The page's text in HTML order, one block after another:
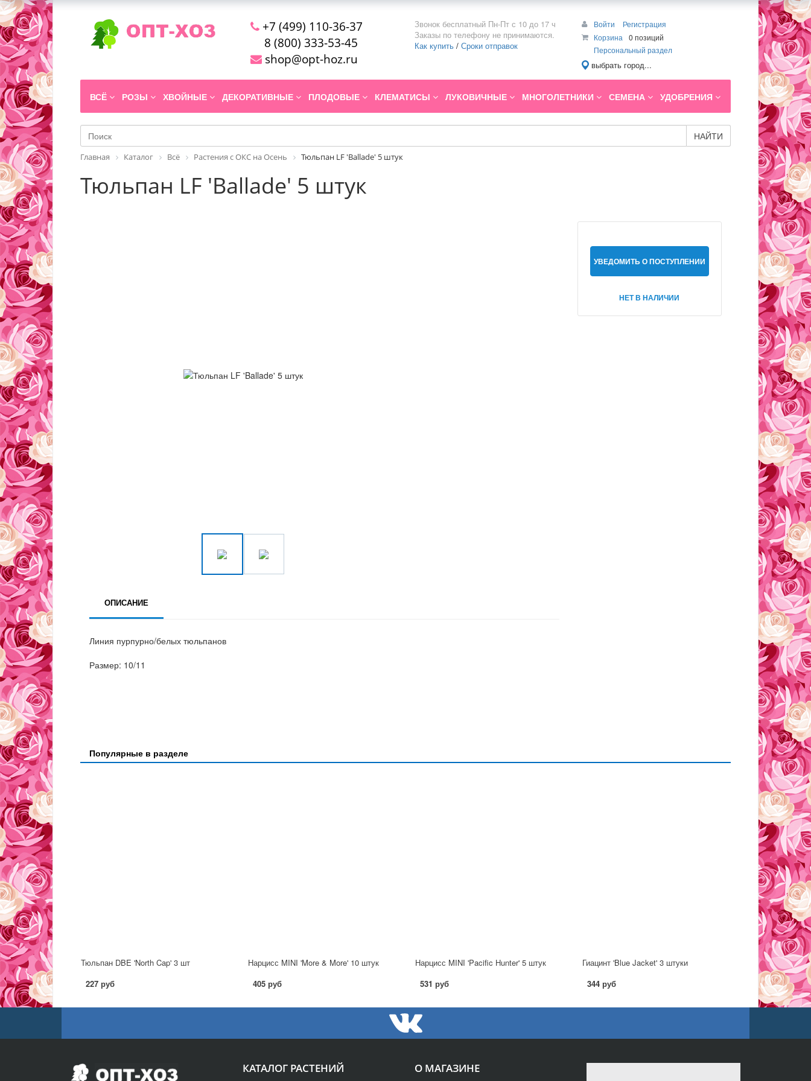
+7 (499) 110-36-37
8 (800) 333-53-45
shop@opt-hoz.ru
Звонок бесплатный Пн-Пт с 10 до 17 ч
Заказы по телефону не принимаются.
Как купить / Сроки отправок
Войти
Регистрация
Корзина
0 позиций
Персональный раздел
выбрать город...
ВСЁ РОЗЫ ХВОЙНЫЕ ДЕКОРАТИВНЫЕ ПЛОДОВЫЕ КЛЕМАТИСЫ ЛУКОВИЧНЫЕ МНОГОЛЕТНИКИ СЕМЕНА УДОБРЕНИЯ
НАЙТИ
Главная Каталог Всё Растения с ОКС на Осень Тюльпан LF 'Ballade' 5 штук
Тюльпан LF 'Ballade' 5 штук
УВЕДОМИТЬ О ПОСТУПЛЕНИИ
НЕТ В НАЛИЧИИ
ОПИСАНИЕ
Линия пурпурно/белых тюльпанов
Размер: 10/11
Популярные в разделе
Тюльпан DBE 'North Cap' 3 шт
227 руб
Нарцисс MINI 'More & More' 10 штук
405 руб
Нарцисс MINI 'Pacific Hunter' 5 штук
531 руб
Гиацинт 'Blue Jacket' 3 штуки
344 руб
О МАГАЗИНЕ
КАТАЛОГ РАСТЕНИЙ